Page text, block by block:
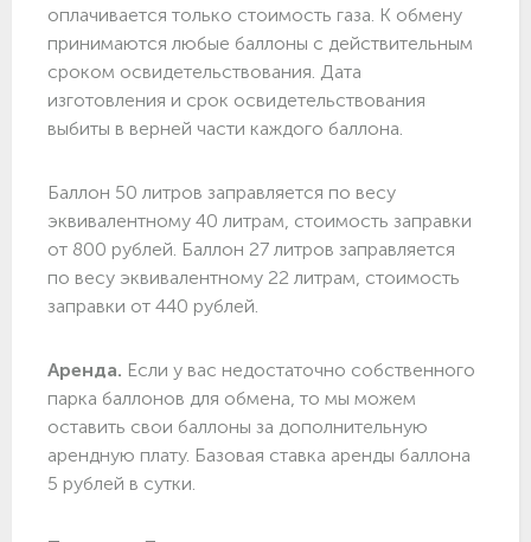
оплачивается только стоимость газа. К обмену
принимаются любые баллоны с действительным
сроком освидетельствования. Дата
изготовления и срок освидетельствования
выбиты в верней части каждого баллона.
Баллон 50 литров заправляется по весу
эквивалентному 40 литрам, стоимость заправки
от 800 рублей. Баллон 27 литров заправляется
по весу эквивалентному 22 литрам, стоимость
заправки от 440 рублей.
Аренда. Если у вас недостаточно собственного
парка баллонов для обмена, то мы можем
оставить свои баллоны за дополнительную
арендную плату. Базовая ставка аренды баллона
5 рублей в сутки.